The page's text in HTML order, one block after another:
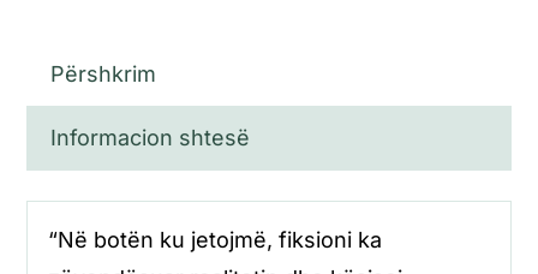
Përshkrim
Informacion shtesë
“Në botën ku jetojmë, fiksioni ka